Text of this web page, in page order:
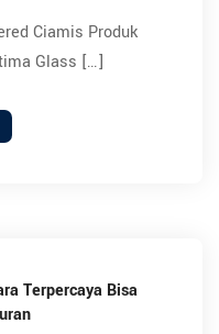
Ciamis Produk
Glass […]
Terpercaya Bisa